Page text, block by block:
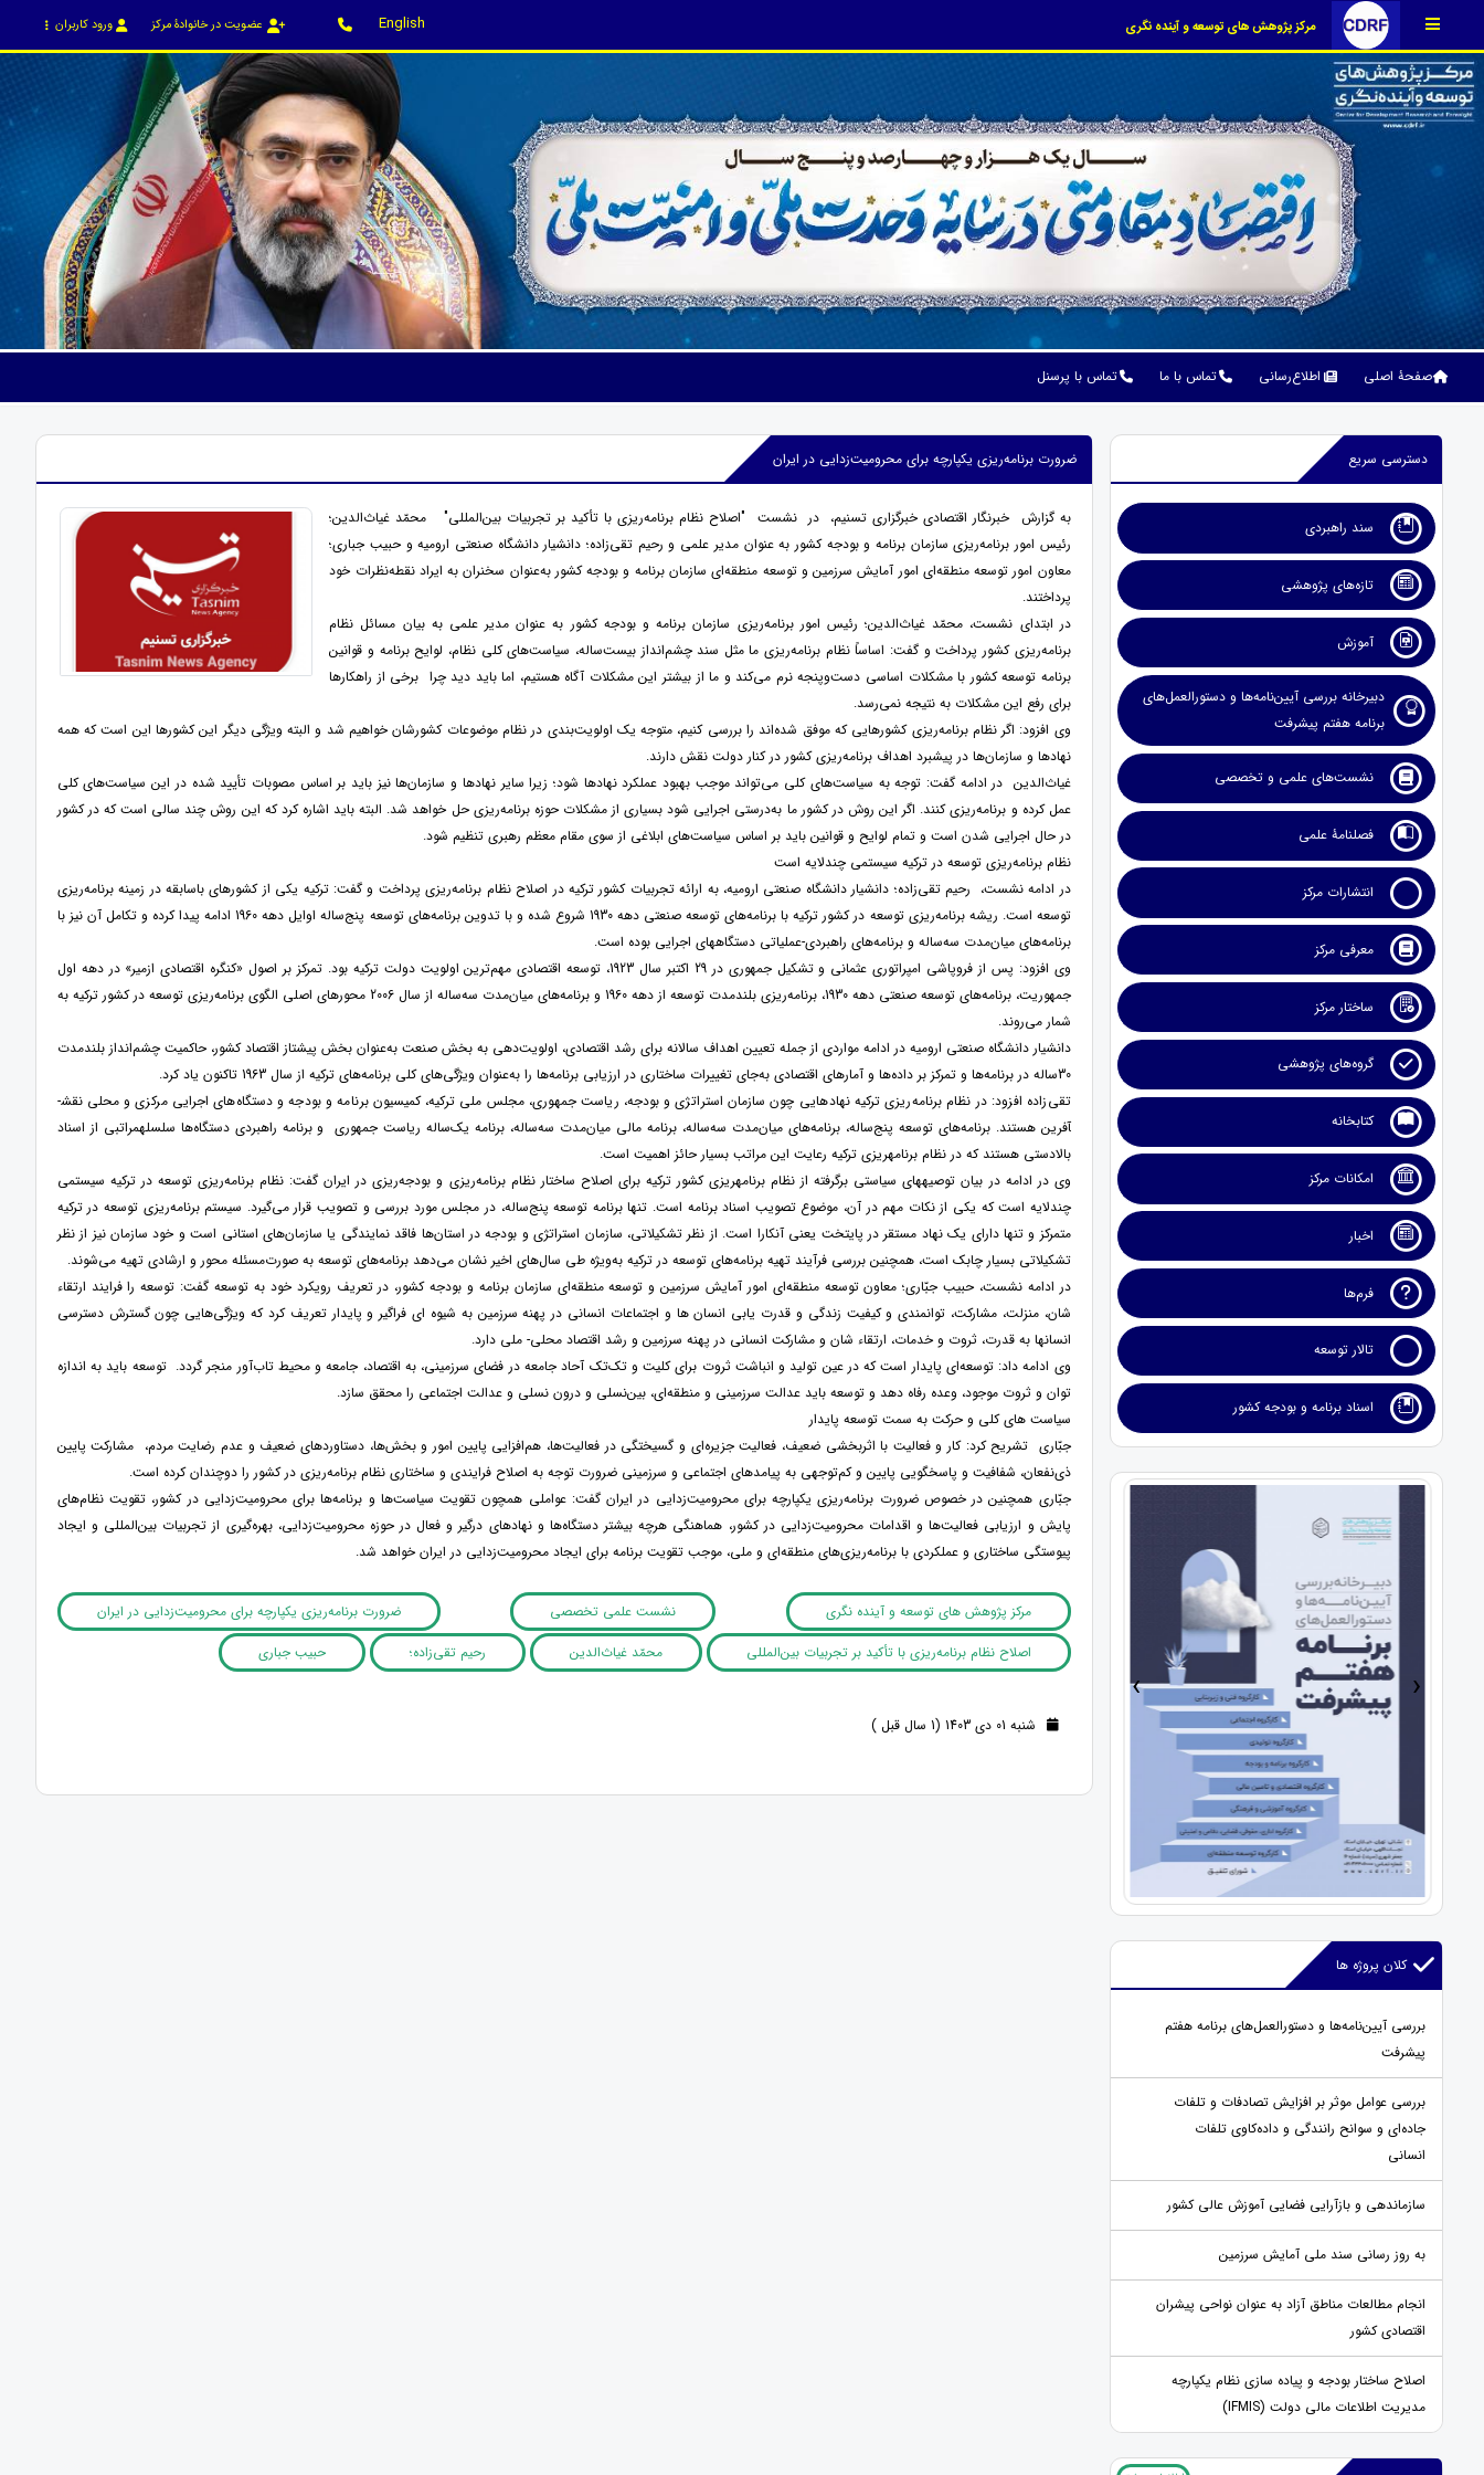
مرکز پژوهش های توسعه و آینده نگری English عضویت در خانوادۀ مرکز ورود کاربران
صفحۀ اصلی اطلاع‌رسانی تماس با ما تماس با پرسنل
دسترسی سریع
سند راهبردی
تازه‌های پژوهشی
آموزش
دبیرخانه بررسی آیین‌نامه‌ها و دستورالعمل‌های
برنامه هفتم پیشرفت
نشست‌های علمی و تخصصی
فصلنامۀ علمی
انتشارات مرکز
معرفی مرکز
ساختار مرکز
گروه‌های پژوهشی
کتابخانه
امکانات مرکز
اخبار
فرم‌ها
تالار توسعه
اسناد برنامه و بودجه کشور
› ‹
کلان پروژه ها
بررسی آیین‌نامه‌ها و دستورالعمل‌های برنامه هفتم
پیشرفت
بررسی عوامل موثر بر افزایش تصادفات و تلفات
جاده‌ای و سوانح رانندگی و داده‌کاوی تلفات
انسانی
سازماندهی و بازآرایی فضایی آموزش عالی کشور
به روز رسانی سند ملی آمایش سرزمین
انجام مطالعات مناطق آزاد به عنوان نواحی پیشران
اقتصادی کشور
اصلاح ساختار بودجه و پیاده سازی نظام یکپارچه
مدیریت اطلاعات مالی دولت (IFMIS)
ضرورت برنامه‌ریزی یکپارچه برای محرومیت‌زدایی در ایران
به گزارش خبرنگار اقتصادی خبرگزاری تسنیم، در نشست "اصلاح نظام برنامه‌ریزی با تأکید بر تجربیات بین‌المللی" محمّد غیاث‌الدین؛
رئیس امور برنامه‌ریزی سازمان برنامه و بودجه کشور به عنوان مدیر علمی و رحیم تقی‌زاده؛ دانشیار دانشگاه صنعتی ارومیه و حبیب جباری؛
معاون امور توسعه منطقه‌ای امور آمایش سرزمین و توسعه منطقه‌ای سازمان برنامه و بودجه کشور به‌‌عنوان سخنران به ایراد نقطه‌نظرات خود
پرداختند.
در ابتدای نشست، محمّد غیاث‌الدین؛ رئیس امور برنامه‌ریزی سازمان برنامه و بودجه کشور به عنوان مدیر علمی به بیان مسائل نظام
برنامه‌ریزی کشور پرداخت و گفت: اساساً نظام برنامه‌ریزی ما مثل سند چشم‌انداز بیست‌ساله، سیاست‌های کلی نظام، لوایح برنامه و قوانین
برنامه توسعه کشور با مشکلات اساسی دست‌وپنجه نرم می‌کند و ما از بیشتر این مشکلات آگاه هستیم، اما باید دید چرا برخی از راهکارها
برای رفع این مشکلات به نتیجه نمی‌رسد.
وی افزود: اگر نظام برنامه‌ریزی کشورهایی که موفق شده‌اند را بررسی کنیم، متوجه یک اولویت‌بندی در نظام موضوعات کشورشان خواهیم شد و البته ویژگی دیگر این کشورها این است که همه
نهادها و سازمان‌ها در پیشبرد اهداف برنامه‌ریزی کشور در کنار دولت نقش دارند.
غیاث‌الدین در ادامه گفت: توجه به سیاست‌های کلی می‌تواند موجب بهبود عملکرد نهادها شود؛ زیرا سایر نهادها و سازمان‌ها نیز باید بر اساس مصوبات تأیید شده در این سیاست‌های کلی
عمل کرده و برنامه‌ریزی کنند. اگر این روش در کشور ما به‌درستی اجرایی شود بسیاری از مشکلات حوزه برنامه‌ریزی حل خواهد شد. البته باید اشاره کرد که این روش چند سالی است که در کشور
در حال اجرایی شدن است و تمام لوایح و قوانین باید بر اساس سیاست‌های ابلاغی از سوی مقام معظم رهبری تنظیم شود.
نظام برنامه‌ریزی توسعه در ترکیه سیستمی چندلایه است
در ادامه نشست، رحیم تقی‌زاده؛ دانشیار دانشگاه صنعتی ارومیه، به ارائه تجربیات کشور ترکیه در اصلاح نظام برنامه‌ریزی پرداخت و گفت: ترکیه یکی از کشورهای باسابقه در زمینه برنامه‌ریزی
توسعه است. ریشه برنامه‌ریزی توسعه در کشور ترکیه با برنامه‌های توسعه صنعتی دهه 1930 شروع شده و با تدوین برنامه‌های توسعه پنج‌ساله اوایل دهه 1960 ادامه پیدا کرده و تکامل آن نیز با
برنامه‌های میان‌مدت سه‌ساله و برنامه‌های راهبردی-عملیاتی دستگاه­های اجرایی بوده است.
وی افزود: پس از فروپاشی امپراتوری عثمانی و تشکیل جمهوری در 29 اکتبر سال 1923، توسعه اقتصادی مهم‌ترین اولویت دولت ترکیه بود. تمرکز بر اصول «کنگره اقتصادی ازمیر» در دهه اول
جمهوریت، برنامه‌های توسعه صنعتی دهه 1930، برنامه‌ریزی بلندمدت توسعه از دهه 1960 و برنامه‌های میان‌مدت سه‌ساله از سال 2006 محورهای اصلی الگوی برنامه‌ریزی توسعه در کشور ترکیه به
شمار می‌روند.
دانشیار دانشگاه صنعتی ارومیه در ادامه مواردی از جمله تعیین اهداف سالانه برای رشد اقتصادی، اولویت‌دهی به بخش صنعت به‌عنوان بخش پیشتاز اقتصاد کشور، حاکمیت چشم‌انداز بلندمدت
30ساله در برنامه‌ها و تمرکز بر داده‌ها و آمارهای اقتصادی به‌جای تغییرات ساختاری در ارزیابی برنامه‌ها را به‌عنوان ویژگی‌های کلی برنامه‌های ترکیه از سال 1963 تاکنون یاد کرد.
تقی‌زاده افزود: در نظام برنامه‌ریزی ترکیه نهادهایی چون سازمان استراتژی و بودجه، ریاست جمهوری، مجلس ملی ترکیه، کمیسیون برنامه و بودجه و دستگاه‌های اجرایی مرکزی و محلی نقش­
آفرین هستند. برنامه‌های توسعه پنج‌ساله، برنامه‌های میان‌مدت سه‌ساله، برنامه مالی میان‌مدت سه‌ساله، برنامه یک‌ساله ریاست جمهوری و برنامه راهبردی دستگاه‌ها سلسله­مراتبی از اسناد
بالادستی هستند که در نظام برنامه­ریزی ترکیه رعایت این مراتب بسیار حائز اهمیت است.
وی در ادامه در بیان توصیه­های سیاستی برگرفته از نظام برنامه­ریزی کشور ترکیه برای اصلاح ساختار نظام برنامه‌ریزی و بودجه‌ریزی در ایران گفت: نظام برنامه‌ریزی توسعه در ترکیه سیستمی
چندلایه است که یکی از نکات مهم در آن، موضوع تصویب اسناد برنامه است. تنها برنامه توسعه پنج‌ساله، در مجلس مورد بررسی و تصویب قرار می‌گیرد. سیستم برنامه‌ریزی توسعه در ترکیه
متمرکز و تنها دارای یک نهاد مستقر در پایتخت یعنی آنکارا است. از نظر تشکیلاتی، سازمان استراتژی و بودجه در استان‌ها فاقد نمایندگی یا سازمان‌های استانی است و خود سازمان نیز از نظر
تشکیلاتی بسیار چابک است، همچنین بررسی فرآیند تهیه برنامه‌های توسعه در ترکیه به‌ویژه طی سال‌های اخیر نشان می‌دهد برنامه‌های توسعه به صورت‌مسئله محور و ارشادی تهیه می‌شوند.
در ادامه نشست، حبیب جبّاری؛ معاون توسعه منطقه‌ای امور آمایش سرزمین و توسعه منطقه‌ای سازمان برنامه و بودجه کشور، در تعریف رویکرد خود به توسعه گفت: توسعه را فرایند ارتقاء
شان، منزلت، مشارکت، توانمندی و کیفیت زندگی و قدرت یابی انسان ها و اجتماعات انسانی در پهنه سرزمین به شیوه ای فراگیر و پایدار تعریف کرد که ویژگی‌هایی چون گسترش دسترسی
انسانها به قدرت، ثروت و خدمات، ارتقاء شان و مشارکت انسانی در پهنه سرزمین و رشد اقتصاد محلی- ملی دارد.
وی ادامه داد: توسعه‌ای پایدار است که در عین تولید و انباشت ثروت برای کلیت و تک‌تک آحاد جامعه در فضای سرزمینی، به اقتصاد، جامعه و محیط تاب‌آور منجر گردد. توسعه باید به اندازه
توان و ثروت موجود، وعده رفاه دهد و توسعه باید عدالت سرزمینی و منطقه‌ای، بین‌نسلی و درون نسلی و عدالت اجتماعی را محقق سازد.
سیاست های کلی و حرکت به سمت توسعه پایدار
جبّاری تشریح کرد: کار و فعالیت با اثربخشی ضعیف، فعالیت جزیره‌ای و گسیختگی در فعالیت‌ها، هم‌افزایی پایین امور و بخش‌ها، دستاوردهای ضعیف و عدم رضایت مردم، مشارکت پایین
ذی‌نفعان، شفافیت و پاسخگویی پایین و کم‌توجهی به پیامدهای اجتماعی و سرزمینی ضرورت توجه به اصلاح فرایندی و ساختاری نظام برنامه‌ریزی در کشور را دوچندان کرده است.
جبّاری همچنین در خصوص ضرورت برنامه‌ریزی یکپارچه برای محرومیت‌زدایی در ایران گفت: عواملی همچون تقویت سیاست‌ها و برنامه‌ها برای محرومیت‌زدایی در کشور، تقویت نظام‌های
پایش و ارزیابی فعالیت‌ها و اقدامات محرومیت‌زدایی در کشور، هماهنگی هرچه بیشتر دستگاه‌ها و نهادهای درگیر و فعال در حوزه محرومیت‌زدایی، بهره‌گیری از تجربیات بین‌المللی و ایجاد
پیوستگی ساختاری و عملکردی با برنامه‌ریزی‌های منطقه‌ای و ملی، موجب تقویت برنامه برای ایجاد محرومیت‌زدایی در ایران خواهد شد.
مرکز پژوهش های توسعه و آینده نگری نشست علمی تخصصی
ضرورت برنامه‌ریزی یکپارچه برای محرومیت‌زدایی در ایران
اصلاح نظام برنامه‌ریزی با تأکید بر تجربیات بین‌المللی
محمّد غیاث‌الدین رحیم تقی‌زاده؛ حبیب جباری
شنبه 01 دی 1403 (1 سال قبل )